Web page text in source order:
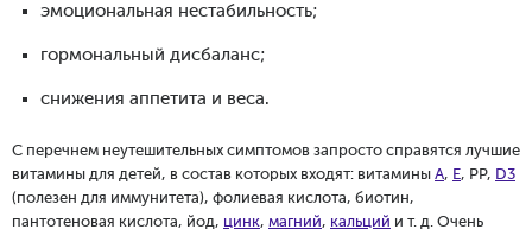
эмоциональная нестабильность;
гормональный дисбаланс;
снижения аппетита и веса.
С перечнем неутешительных симптомов запросто справятся лучшие
витамины для детей, в состав которых входят: витамины А, Е, РР, D3
(полезен для иммунитета), фолиевая кислота, биотин,
пантотеновая кислота, йод, цинк, магний, кальций и т. д. Очень